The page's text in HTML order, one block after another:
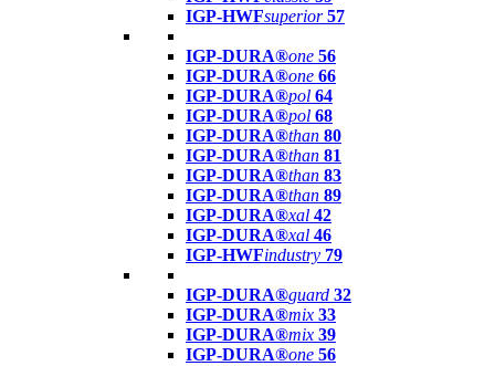
IGP-HWFsuperior 57
IGP-DURA®one 56
IGP-DURA®one 66
IGP-DURA®pol 64
IGP-DURA®pol 68
IGP-DURA®than 80
IGP-DURA®than 81
IGP-DURA®than 83
IGP-DURA®than 89
IGP-DURA®xal 42
IGP-DURA®xal 46
IGP-HWFindustry 79
IGP-DURA®guard 32
IGP-DURA®mix 33
IGP-DURA®mix 39
IGP-DURA®one 56